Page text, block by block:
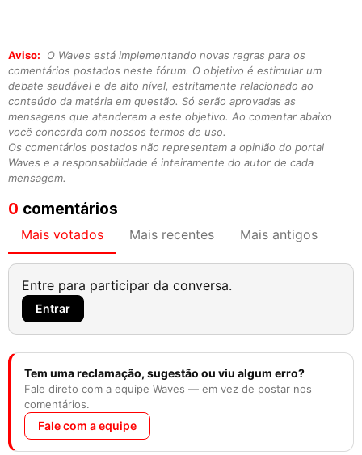
Aviso:
O Waves está implementando novas regras para os
comentários postados neste fórum. O objetivo é estimular um
debate saudável e de alto nível, estritamente relacionado ao
conteúdo da matéria em questão. Só serão aprovadas as
mensagens que atenderem a este objetivo. Ao comentar abaixo
você concorda com nossos termos de uso.
Os comentários postados não representam a opinião do portal
Waves e a responsabilidade é inteiramente do autor de cada
mensagem.
0 comentários
Mais votados Mais recentes Mais antigos
Entre para participar da conversa.
Entrar
Tem uma reclamação, sugestão ou viu algum erro?
Fale direto com a equipe Waves — em vez de postar nos
comentários.
Fale com a equipe